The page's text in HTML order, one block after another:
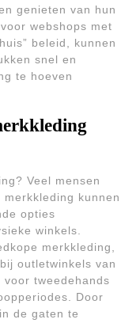
genieten van hun
webshops met
beleid, kunnen
snel en
te hoeven
Veel mensen
kunnen
opties
winkels.
merkkleding,
outletwinkels van
tweedehands
Door
de gaten te